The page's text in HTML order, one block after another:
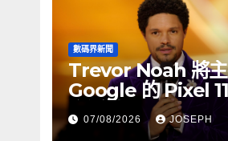
數碼界新聞
Trevor Noah 將
Google 的 Pixel 11
介活動
07/08/2026 JOSEPH